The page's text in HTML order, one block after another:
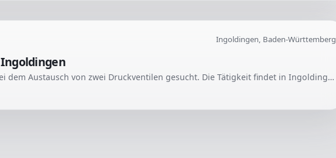
Ingoldingen, Baden-Württemberg
Es wird ein SHK zur Unterstützung bei dem Austausch von zwei Druckventilen gesucht. Die Tätigkeit findet in Ingoldingen, Baden-Württemberg, statt.